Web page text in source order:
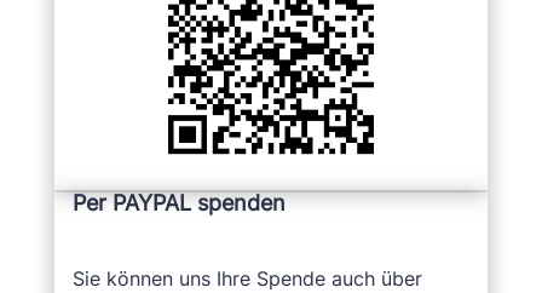
Per PAYPAL spenden
Sie können uns Ihre Spende auch über